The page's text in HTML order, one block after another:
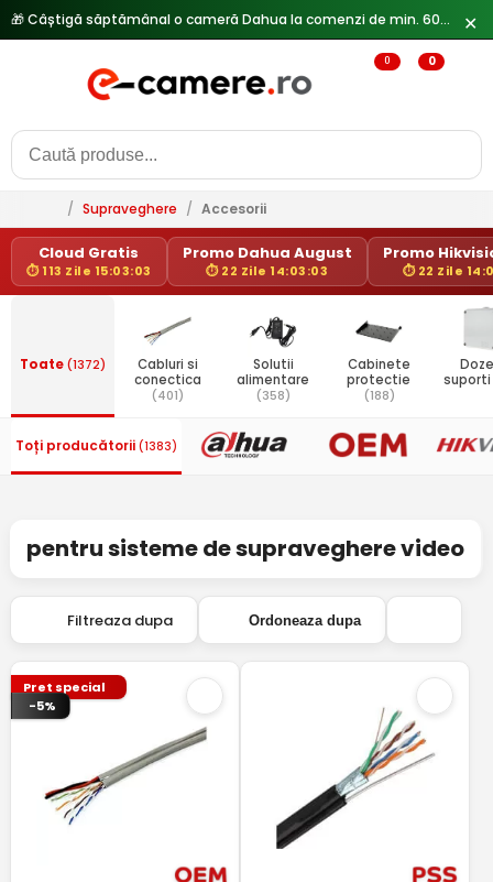
✕
0 0
/ Supraveghere / Accesorii
Cloud Gratis
⏱ 113 Zile 15:03:03
Promo Dahua August
⏱ 22 Zile 14:03:03
Promo
⏱ 22 Zile
Toate(1372)
Cabluri si
conectica
(401)
Solutii
alimentare
(358)
Cabinete
protectie
(188)
suporti
Toți producătorii (1383)
pentru sisteme de supraveghere video
Filtreaza dupa Ordoneaza dupa
Pret special
-5%